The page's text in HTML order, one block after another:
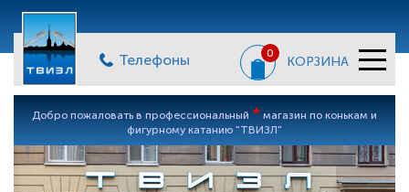
Телефоны 0
КОРЗИНА
Добро пожаловать в профессиональный * магазин по конькам и
фигурному катанию "ТВИЗЛ"